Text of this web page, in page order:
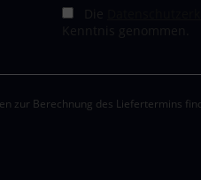
zur Berechnung des Liefertermins